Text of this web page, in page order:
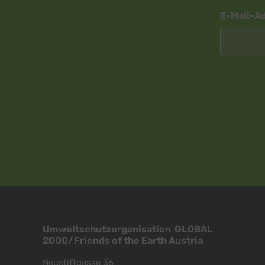
E-Mail-
Umweltschutzorganisation GLOBAL
2000/Friends of the Earth Austria
Neustiftgasse 36